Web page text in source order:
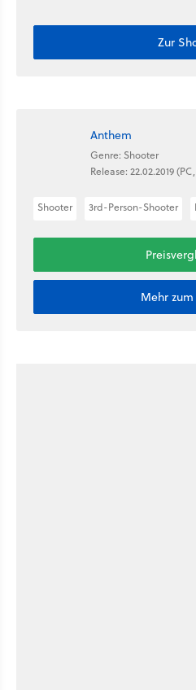
Zur
Anthem
Genre: Shooter
Release: 22.02.2019
Shooter 3rd-Person-Shooter
Mehr